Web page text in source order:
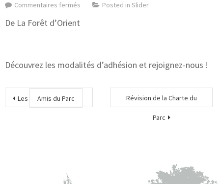
Commentaires fermés
Posted in Slider
De La Forêt d’Orient
Découvrez les modalités d’adhésion et rejoignez-nous !
Les Amis du Parc Révision de la Charte du
Parc